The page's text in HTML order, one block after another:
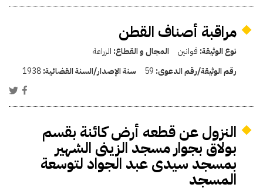
مراقبة أصناف القطن
نوع الوثيقة: قوانين المجال و القطاع: الزراعة
رقم الوثيقة/رقم الدعوى: 59 سنة الإصدار/السنة القضائية:1938
النزول عن قطعه أرض كائنة بقسم
بولاق بجوار مسجد الزينى الشهير
بمسجد سيدى عبد الجواد لتوسعة
المسجد